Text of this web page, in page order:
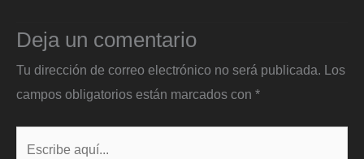
Deja un comentario
Tu dirección de correo electrónico no será publicada. Los
campos obligatorios están marcados con *